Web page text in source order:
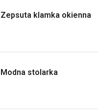
Zepsuta klamka okienna
Modna stolarka